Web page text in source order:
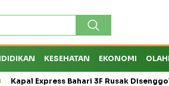
KESEHATAN EKONOMI
Bahari 3F Rusak Disenggol Tanker